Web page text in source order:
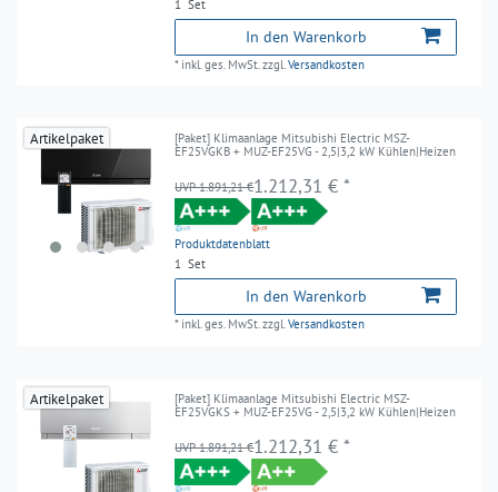
1 Set
In den Warenkorb
* inkl. ges. MwSt.zzgl.Versandkosten
Artikelpaket
[Paket] Klimaanlage Mitsubishi Electric MSZ-
EF25VGKB + MUZ-EF25VG - 2,5|3,2 kW Kühlen|Heizen
Produktdatenblatt
UVP 1.891,21 €1.212,31 € *
1 Set
In den Warenkorb
* inkl. ges. MwSt.zzgl.Versandkosten
Artikelpaket
[Paket] Klimaanlage Mitsubishi Electric MSZ-
EF25VGKS + MUZ-EF25VG - 2,5|3,2 kW Kühlen|Heizen
UVP 1.891,21 €1.212,31 € *